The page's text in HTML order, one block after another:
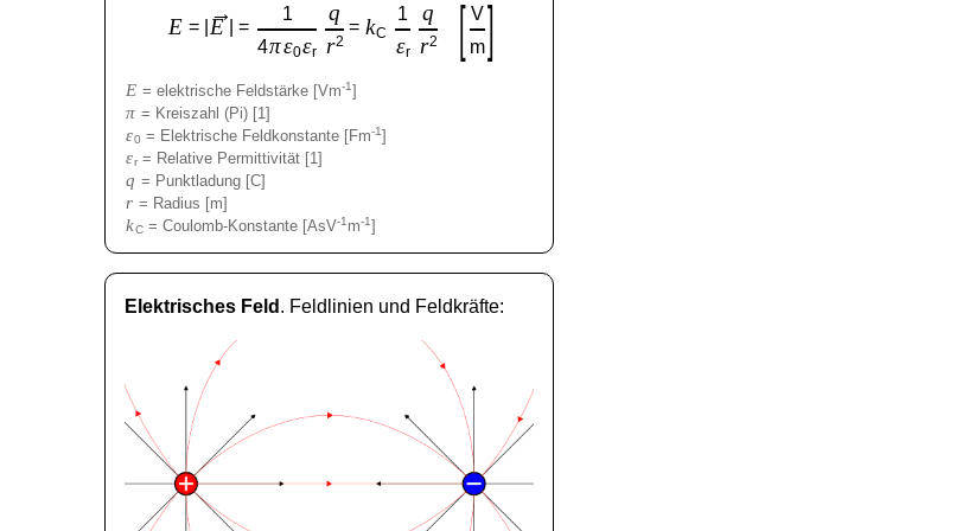
E = | E
→
| =
1
4πε0εr
q
r2
= kC
1
εr
q
r2 [ V
m]
E = elektrische Feldstärke [Vm-1]
π = Kreiszahl (Pi) [1]
ε0 = Elektrische Feldkonstante [Fm-1]
εr = Relative Permittivität [1]
q = Punktladung [C]
r = Radius [m]
kC = Coulomb-Konstante [AsV-1 m-1]
Elektrisches Feld . Feldlinien und Feldkräfte: